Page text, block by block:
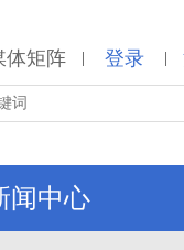
体矩阵 | 登录 |
闻中心